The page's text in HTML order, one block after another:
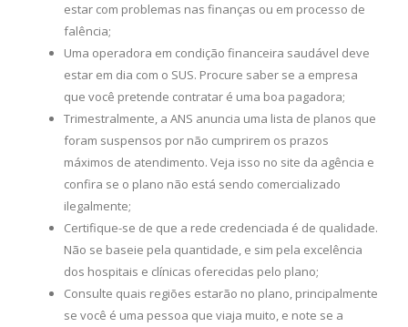
estar com problemas nas finanças ou em processo de
falência;
Uma operadora em condição financeira saudável deve
estar em dia com o SUS. Procure saber se a empresa
que você pretende contratar é uma boa pagadora;
Trimestralmente, a ANS anuncia uma lista de planos que
foram suspensos por não cumprirem os prazos
máximos de atendimento. Veja isso no site da agência e
confira se o plano não está sendo comercializado
ilegalmente;
Certifique-se de que a rede credenciada é de qualidade.
Não se baseie pela quantidade, e sim pela excelência
dos hospitais e clínicas oferecidas pelo plano;
Consulte quais regiões estarão no plano, principalmente
se você é uma pessoa que viaja muito, e note se a